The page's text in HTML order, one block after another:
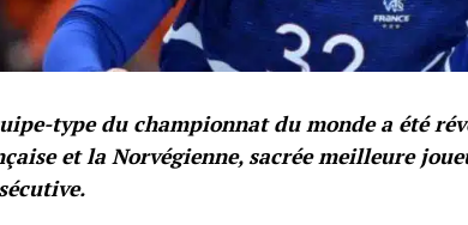
type du championnat du monde a été
et la Norvégienne, sacrée meilleure